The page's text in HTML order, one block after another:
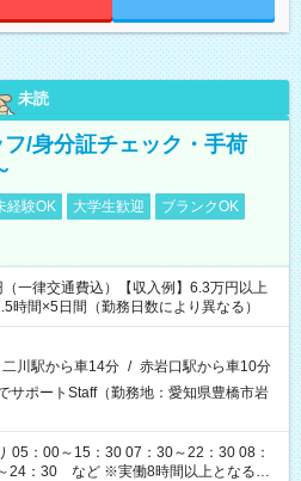
未読
/身分証チェック・手荷
経験OK 大学生歓迎
ブランクOK
一律交通費込）【収入例】6.3万円以上
間×5日間（勤務日数により異なる）
二川駅から車14分 / 赤岩口駅から車10分
サポートStaff（勤務地：愛知県豊橋市岩
05：00～15：30 07：30～22：30 08：
24：30 など ※実働8時間以上となる勤